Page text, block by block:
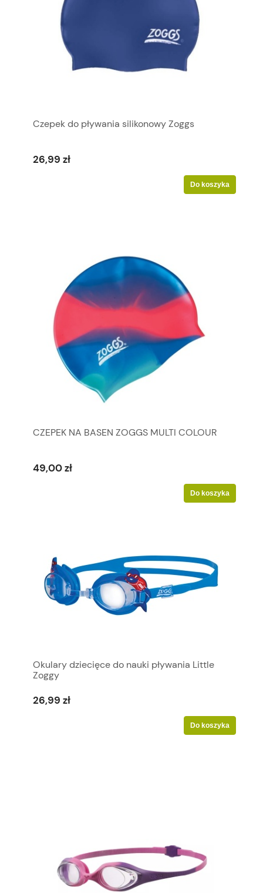
Czepek do pływania silikonowy Zoggs
26,99 zł
Do koszyka
CZEPEK NA BASEN ZOGGS MULTI COLOUR
49,00 zł
Do koszyka
Okulary dziecięce do nauki pływania Little
Zoggy
26,99 zł
Do koszyka